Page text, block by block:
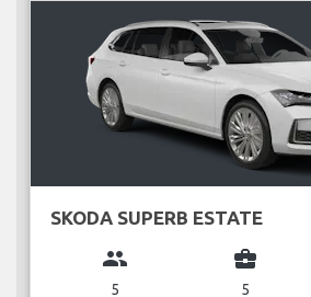
SKODA SUPERB ESTATE
group
5
business_center
5